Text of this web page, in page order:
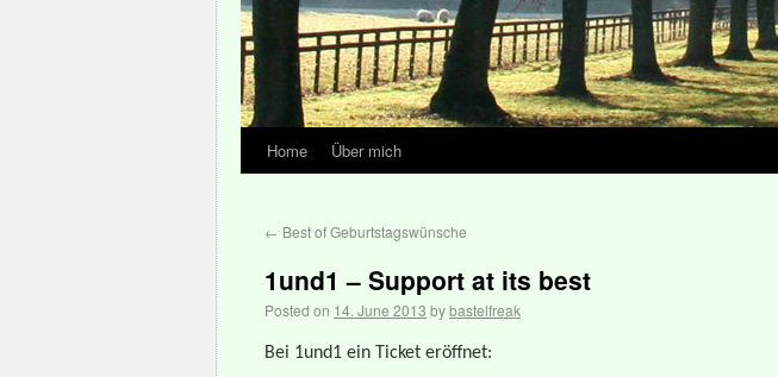
Home Über mich
← Best of Geburtstagswünsche
1und1 – Support at its best
Posted on 14. June 2013 bybastelfreak
Bei 1und1 ein Ticket eröffnet: